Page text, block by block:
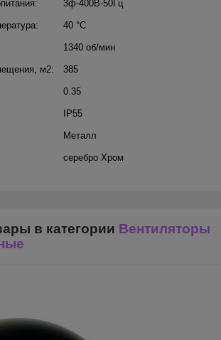
3ф-400В-50Гц
40 °С
1340 об/мин
м2: 385
0.35
IP55
Металл
серебро Хром
в категории Вентиляторы